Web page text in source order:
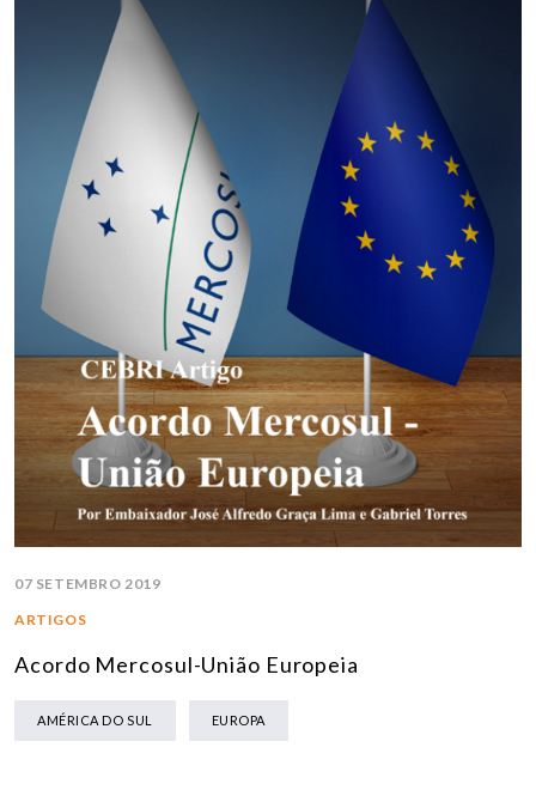
07 SETEMBRO 2019
ARTIGOS
Acordo Mercosul-União Europeia
AMÉRICA DO SUL EUROPA